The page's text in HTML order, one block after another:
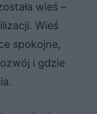
wieś –
Wieś
spokojne,
i gdzie